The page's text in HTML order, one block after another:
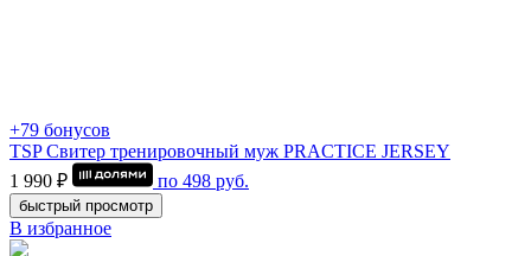
+79 бонусов
TSP Свитер тренировочный муж PRACTICE JERSEY
1 990 ₽
по 498 руб.
быстрый просмотр
В избранное